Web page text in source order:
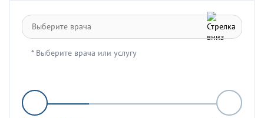
* Выберите врача или услугу